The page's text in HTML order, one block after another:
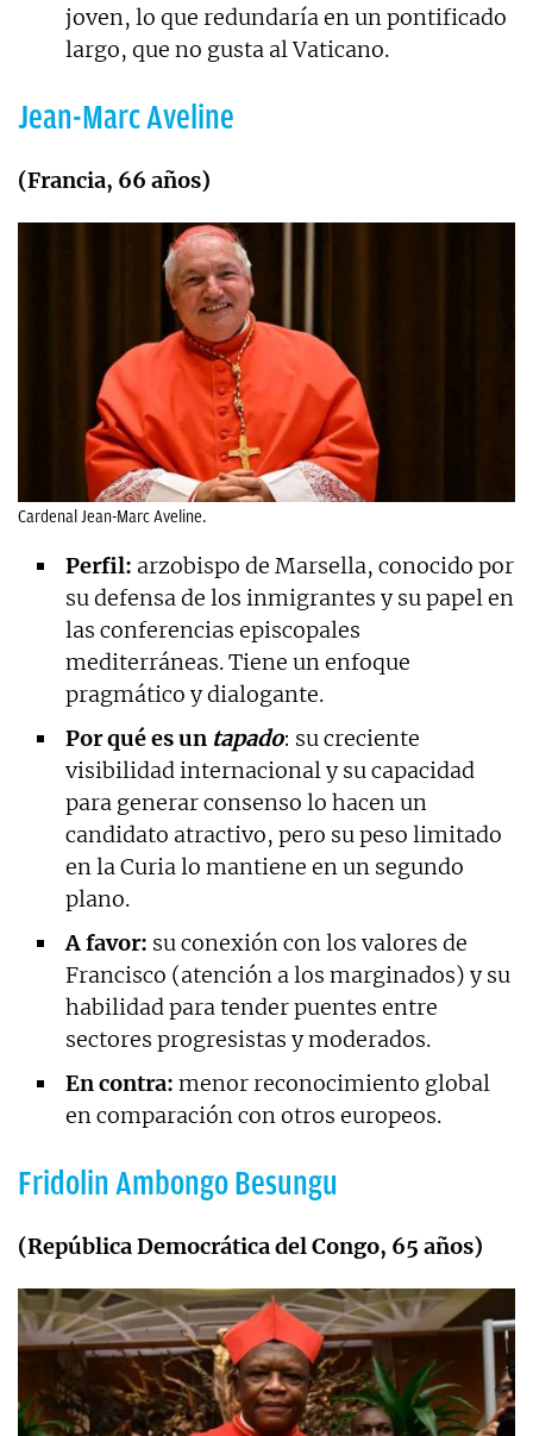
joven, lo que redundaría en un pontificado
largo, que no gusta al Vaticano.
Jean-Marc Aveline
(Francia, 66 años)
Cardenal Jean-Marc Aveline.
Perfil: arzobispo de Marsella, conocido por
su defensa de los inmigrantes y su papel en
las conferencias episcopales
mediterráneas. Tiene un enfoque
pragmático y dialogante.
Por qué es un tapado: su creciente
visibilidad internacional y su capacidad
para generar consenso lo hacen un
candidato atractivo, pero su peso limitado
en la Curia lo mantiene en un segundo
plano.
A favor: su conexión con los valores de
Francisco (atención a los marginados) y su
habilidad para tender puentes entre
sectores progresistas y moderados.
En contra: menor reconocimiento global
en comparación con otros europeos.
Fridolin Ambongo Besungu
(República Democrática del Congo, 65 años)